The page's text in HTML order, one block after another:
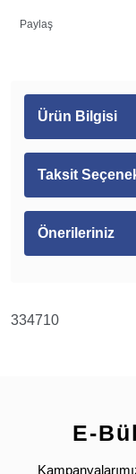
Paylaş
Ürün Bilgisi
Taksit
Önerileriniz
334710
E-